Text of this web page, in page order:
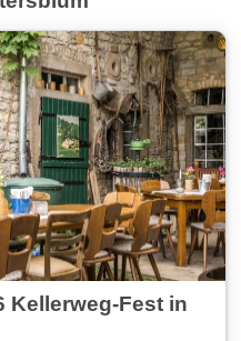
Kellerweg-Fest in